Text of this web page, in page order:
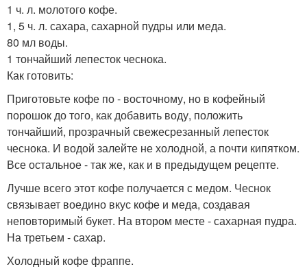
1 ч. л. молотого кофе.
1, 5 ч. л. сахара, сахарной пудры или меда.
80 мл воды.
1 тончайший лепесток чеснока.
Как готовить:
Приготовьте кофе по - восточному, но в кофейный
порошок до того, как добавить воду, положить
тончайший, прозрачный свежесрезанный лепесток
чеснока. И водой залейте не холодной, а почти кипятком.
Все остальное - так же, как и в предыдущем рецепте.
Лучше всего этот кофе получается с медом. Чеснок
связывает воедино вкус кофе и меда, создавая
неповторимый букет. На втором месте - сахарная пудра.
На третьем - сахар.
Холодный кофе фраппе.